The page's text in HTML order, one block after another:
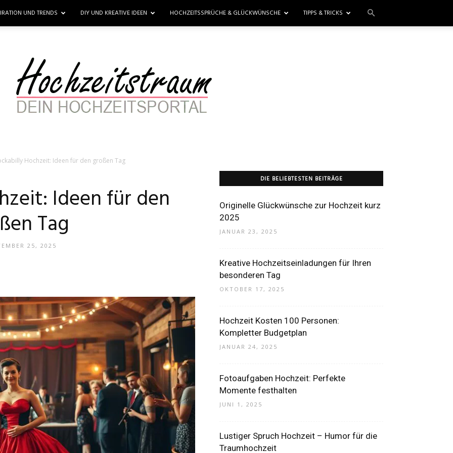
UND TRENDS DIY UND KREATIVE IDEEN HOCHZEITSSPRÜCHE & GLÜCKWÜNSCHE TIPPS & TRICKS
Dein
Portal
Hochzeit: Ideen für den großen Tag
Ideen für den
Tag
25, 2025
DIE BELIEBTESTEN BEITRÄGE
Originelle Glückwünsche zur Hochzeit kurz
2025
JANUAR 23, 2025
Kreative Hochzeitseinladungen für Ihren
besonderen Tag
OKTOBER 17, 2025
Hochzeit Kosten 100 Personen:
Kompletter Budgetplan
JANUAR 24, 2025
Fotoaufgaben Hochzeit: Perfekte
Momente festhalten
JUNI 1, 2025
Lustiger Spruch Hochzeit – Humor für die
Traumhochzeit